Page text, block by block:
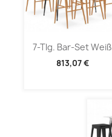
7-Tlg. Bar-Set Weiß
813,07 €